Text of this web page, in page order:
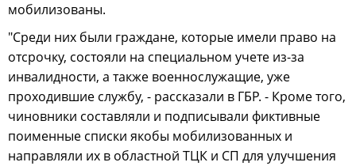
мобилизованы.
"Среди них были граждане, которые имели право на
отсрочку, состояли на специальном учете из-за
инвалидности, а также военнослужащие, уже
проходившие службу, - рассказали в ГБР. - Кроме того,
чиновники составляли и подписывали фиктивные
поименные списки якобы мобилизованных и
направляли их в областной ТЦК и СП для улучшения